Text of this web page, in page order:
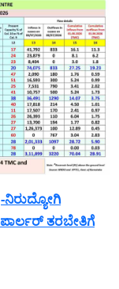
ತರಬೇತಿಗೆ